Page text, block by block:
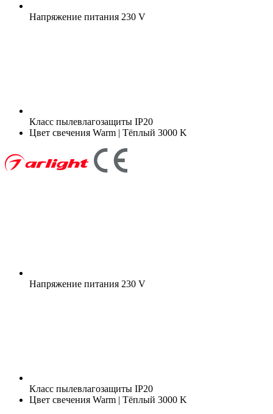
Напряжение питания 230 V
Класс пылевлагозащиты IP20
Цвет свечения Warm | Тёплый 3000 K
Напряжение питания 230 V
Класс пылевлагозащиты IP20
Цвет свечения Warm | Тёплый 3000 K